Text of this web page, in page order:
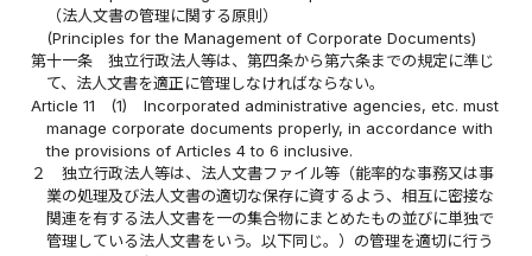
（法人文書の管理に関する原則）
(Principles for the Management of Corporate Documents)
第十一条
独立行政法人等は、第四条から第六条までの規定に準じ
て、法人文書を適正に管理しなければならない。
Article 11
(1)
Incorporated administrative agencies, etc. must
manage corporate documents properly, in accordance with
the provisions of Articles 4 to 6 inclusive.
２
独立行政法人等は、法人文書ファイル等（能率的な事務又は事
業の処理及び法人文書の適切な保存に資するよう、相互に密接な
関連を有する法人文書を一の集合物にまとめたもの並びに単独で
管理している法人文書をいう。以下同じ。）の管理を適切に行う